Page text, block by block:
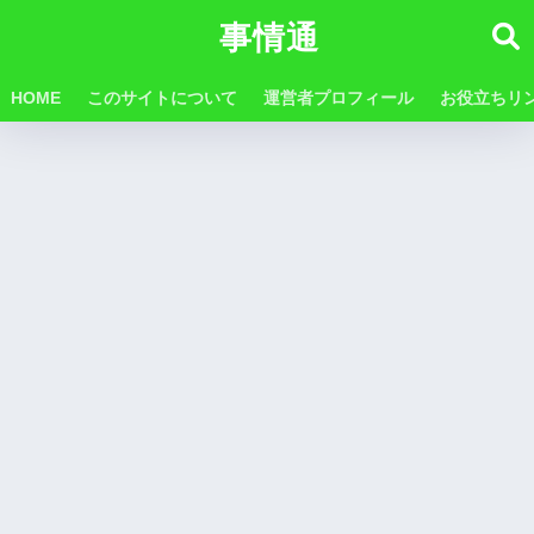
事情通
HOME このサイトについて 運営者プロフィール お役立ちリ